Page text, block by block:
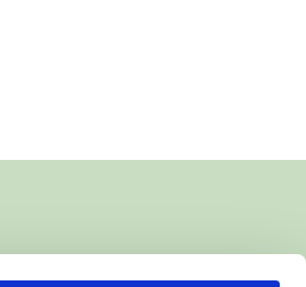
van Buurtgezinnen is: